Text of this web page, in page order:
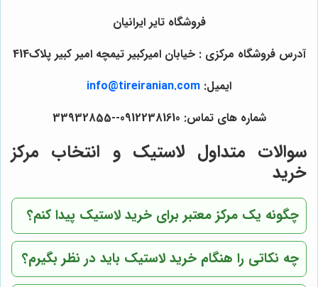
فروشگاه تایر ایرانیان
آدرس فروشگاه مرکزی : خیابان امیرکبیر تیمچه امیر کبیر پلاک414
ایمیل: info@tireiranian.com
شماره های تماس: 09122381610--33932855
سوالات متداول لاستیک و انتخاب مرکز
خرید
چگونه یک مرکز معتبر برای خرید لاستیک پیدا کنم؟
چه نکاتی را هنگام خرید لاستیک باید در نظر بگیرم؟